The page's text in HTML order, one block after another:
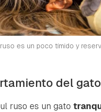
es un poco tímido y
del
ruso es un gato